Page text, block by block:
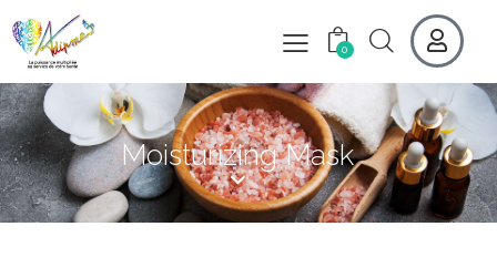
0
Moisturizing Mask